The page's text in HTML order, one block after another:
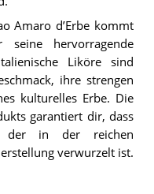
Amaro d’Erbe kommt
hervorragende
Liköre sind
ihre strengen
kulturelles Erbe. Die
garantiert dir, dass
der in der reichen
verwurzelt ist.